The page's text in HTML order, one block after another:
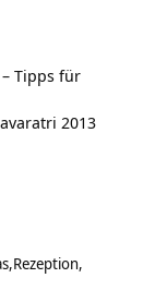
Tipps für
2013
Rezeption